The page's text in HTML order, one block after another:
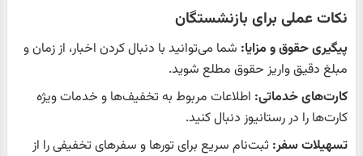
نکات عملی برای بازنشستگان
پیگیری حقوق و مزایا: شما می‌توانید با دنبال کردن اخبار، از زمان و
مبلغ دقیق واریز حقوق مطلع شوید.
کارت‌های خدماتی: اطلاعات مربوط به تخفیف‌ها و خدمات ویژه
کارت‌ها را در رستانیوز دنبال کنید.
تسهیلات سفر: ثبت‌نام سریع برای تورها و سفرهای تخفیفی را از